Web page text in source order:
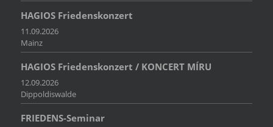
HAGIOS Friedenskonzert
11.09.2026
Mainz
HAGIOS Friedenskonzert / KONCERT MÍRU
12.09.2026
Dippoldiswalde
FRIEDENS-Seminar